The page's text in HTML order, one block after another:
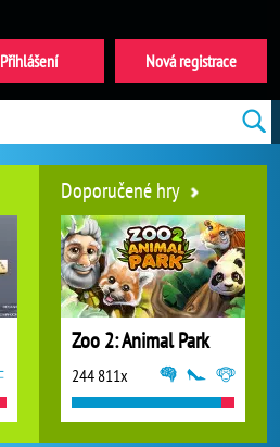
Doporučené hry
Zoo 2: Animal Park
244 811x
Nová registrace
Přihlášení